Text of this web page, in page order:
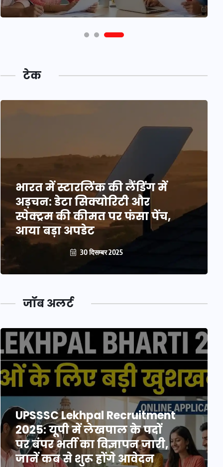
टेक
भारत में स्टारलिंक की लैंडिंग में
अड़चन: डेटा सिक्योरिटी और
स्पेक्ट्रम की कीमत पर फंसा पेंच,
आया बड़ा अपडेट
30 दिसम्बर 2025
जॉब अलर्ट
UPSSSC Lekhpal Recruitment
2025: यूपी में लेखपाल के पदों
पर बंपर भर्ती का विज्ञापन जारी,
जानें कब से शुरू होंगे आवेदन